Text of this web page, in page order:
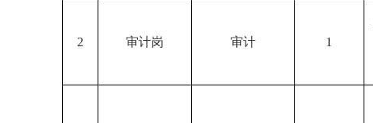
2 审计岗 审计 1